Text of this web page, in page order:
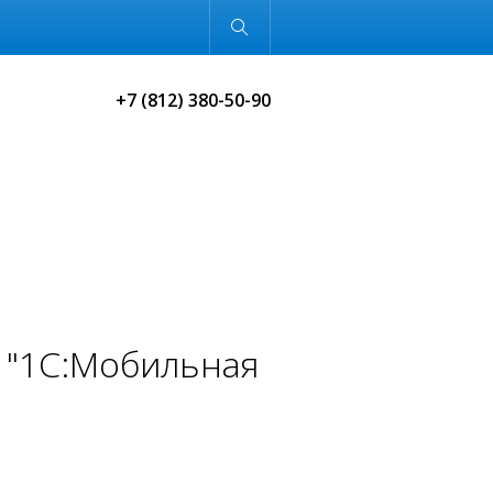
Обычная версия
+7 (812) 380-50-90